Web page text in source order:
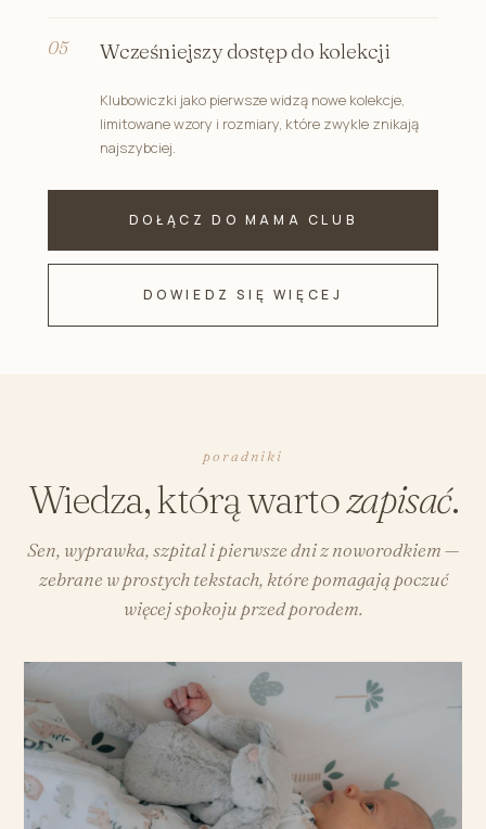
Wcześniejszy dostęp do kolekcji
Klubowiczki jako pierwsze widzą nowe kolekcje,
limitowane wzory i rozmiary, które zwykle znikają
najszybciej.
DOŁĄCZ DO MAMA CLUB
DOWIEDZ SIĘ WIĘCEJ
poradniki
Wiedza, którą wartozapisać.
Sen, wyprawka, szpital i pierwsze dni z noworodkiem —
zebrane w prostych tekstach, które pomagają poczuć
więcej spokoju przed porodem.